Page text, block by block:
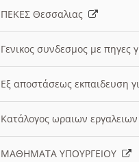
ΠΕΚΕΣ Θεσσαλιας
Γενικος συνδεσμος με πηγες
Εξ αποστάσεως εκπαιδευση
Κατάλογος ωραιων
ΜΑΘΗΜΑΤΑ ΥΠΟΥΡΓΕΙΟΥ